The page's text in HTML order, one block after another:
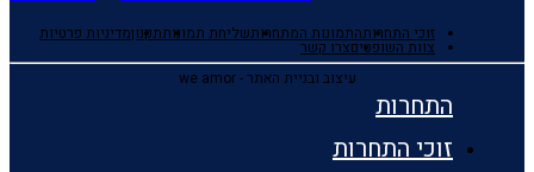
זוכי התחרותהתמונות המתחרותשליחת תמונותתקנוןמדיניות פרטיות
צוות השופטיםצרו קשר
עיצוב ובניית האתר - we amor
התחרות
זוכי התחרות